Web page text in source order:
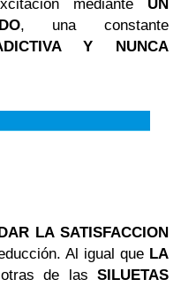
mediante UN
, una constante
Y NUNCA
LA SATISFACCION
Al igual que LA
de las SILUETAS